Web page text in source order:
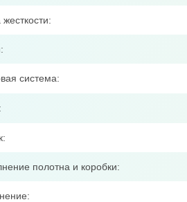
система:
полотна и коробки: